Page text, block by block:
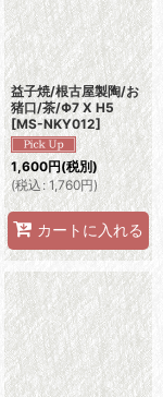
益子焼/根古屋製陶/お
猪口/茶/Φ7 X H5
[MS-NKY012]
1,600円(税別)
(税込 : 1,760円)
カートに入れる